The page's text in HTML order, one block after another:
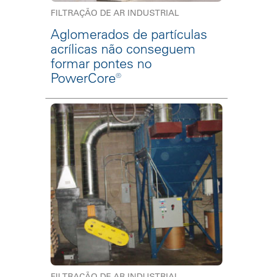
FILTRAÇÃO DE AR INDUSTRIAL
Aglomerados de partículas
acrílicas não conseguem
formar pontes no
PowerCore®